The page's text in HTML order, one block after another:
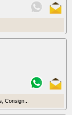
Consign...